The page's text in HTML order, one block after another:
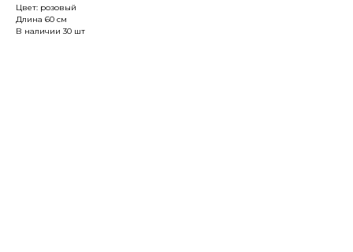
Цвет: розовый
Длина 60 см
В наличии 30 шт